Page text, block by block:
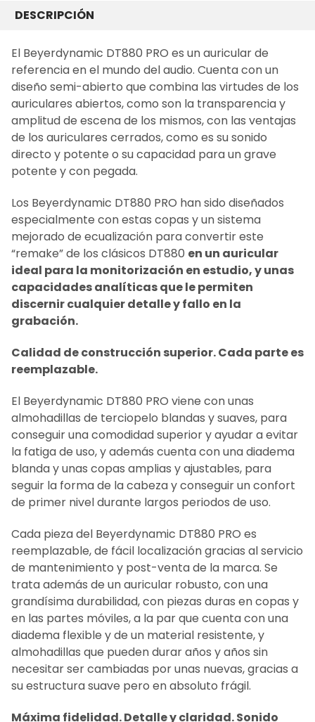
JUNTOS
SELECCIONAR
TODO
AÑADIR LO
SELECCIONADO
AL CARRITO
DESCRIPCIÓN
El Beyerdynamic DT880 PRO es un auricular de
referencia en el mundo del audio. Cuenta con un
diseño semi-abierto que combina las virtudes de los
auriculares abiertos, como son la transparencia y
amplitud de escena de los mismos, con las ventajas
de los auriculares cerrados, como es su sonido
directo y potente o su capacidad para un grave
potente y con pegada.
Los Beyerdynamic DT880 PRO han sido diseñados
especialmente con estas copas y un sistema
mejorado de ecualización para convertir este
“remake” de los clásicos DT880 en un auricular
ideal para la monitorización en estudio, y unas
capacidades analíticas que le permiten
discernir cualquier detalle y fallo en la
grabación.
Calidad de construcción superior. Cada parte es
reemplazable.
El Beyerdynamic DT880 PRO viene con unas
almohadillas de terciopelo blandas y suaves, para
conseguir una comodidad superior y ayudar a evitar
la fatiga de uso, y además cuenta con una diadema
blanda y unas copas amplias y ajustables, para
seguir la forma de la cabeza y conseguir un confort
de primer nivel durante largos periodos de uso.
Cada pieza del Beyerdynamic DT880 PRO es
reemplazable, de fácil localización gracias al servicio
de mantenimiento y post-venta de la marca. Se
trata además de un auricular robusto, con una
grandísima durabilidad, con piezas duras en copas y
en las partes móviles, a la par que cuenta con una
diadema flexible y de un material resistente, y
almohadillas que pueden durar años y años sin
necesitar ser cambiadas por unas nuevas, gracias a
su estructura suave pero en absoluto frágil.
Máxima fidelidad. Detalle y claridad. Sonido